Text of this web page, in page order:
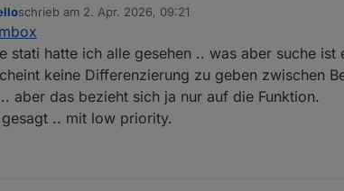
schrieb am 2. Apr. 2026, 09:21
zuletzt editiert von
stati hatte ich alle gesehen .. was aber suche
keine Differenzierung zu geben zwischen
aber das bezieht sich ja nur auf die Funktion.
.. mit low priority.